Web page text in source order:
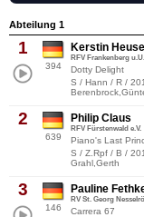
Abteilung 1
1
394
Kerstin
RFV Frankenberg
Dotty Delight
S / Hann / R /
2
639
Philip Claus
RFV Fürstenwald e.V.
Piano's Last
S / Z.Rpf / B /
Grahl,Gerth
3
146
Pauline
RV St. Georg
Carrera 67